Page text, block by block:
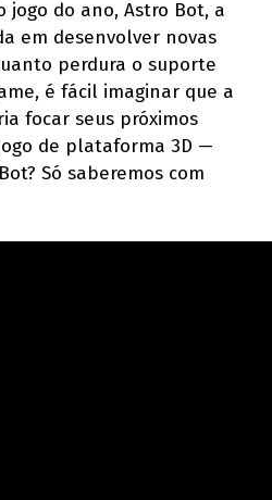
jogo do ano, Astro Bot, a
em desenvolver novas
perdura o suporte
é fácil imaginar que a
focar seus próximos
de plataforma 3D —
Só saberemos com